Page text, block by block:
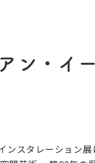
ン・イ
スタレーション展